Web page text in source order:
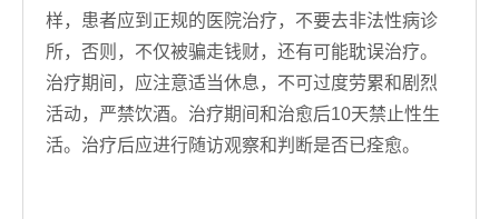
样，患者应到正规的医院治疗，不要去非法性病诊
所，否则，不仅被骗走钱财，还有可能耽误治疗。
治疗期间，应注意适当休息，不可过度劳累和剧烈
活动，严禁饮酒。治疗期间和治愈后10天禁止性生
活。治疗后应进行随访观察和判断是否已痊愈。